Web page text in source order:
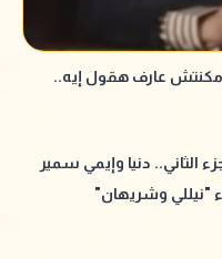
عارف هقول إيه..
الثاني.. دنيا وإيمي سمير
"نيللي وشريهان"